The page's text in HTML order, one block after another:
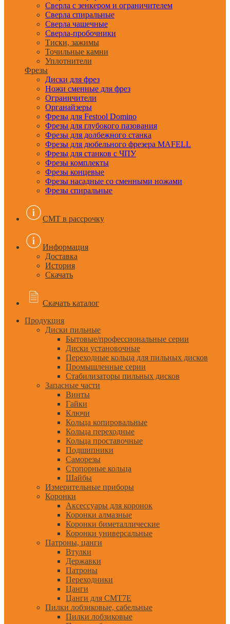
Сверла с зенкером и ограничителем
Сверла спиральные
Сверла чашечные
Сверла-пробочники
Тиски, зажимы
Точильные камни
Уплотнители
Фрезы
Диски для фрез
Ножи сменные для фрез
Ограничители
Органайзеры
Фрезы для Festool Domino
Фрезы для глубокого пазования
Фрезы для долбежного станка
Фрезы для дюбельного фрезера MAFELL
Фрезы для станков с ЧПУ
Фрезы комплекты
Фрезы концевые
Фрезы насадные со сменными ножами
Фрезы спиральные
CMT в рассрочку
Информация
Доставка
История
Скачать
Скачать каталог
Продукция
Диски пильные
Бытовые/профессиональные серии
Диски установочные
Переходные кольца для пильных дисков
Промышленные серии
Стабилизаторы пильных дисков
Запасные части
Винты
Гайки
Ключи
Кольца копировальные
Кольца переходные
Кольца проставочные
Подшипники
Саморезы
Стопорные кольца
Шайбы
Измерительные приборы
Коронки
Аксессуары для коронок
Коронки алмазные
Коронки биметаллические
Коронки универсальные
Патроны, цанги
Втулки
Державки
Патроны
Переходники
Цанги
Цанги для CMT7E
Пилки лобзиковые, сабельные
Пилки лобзиковые